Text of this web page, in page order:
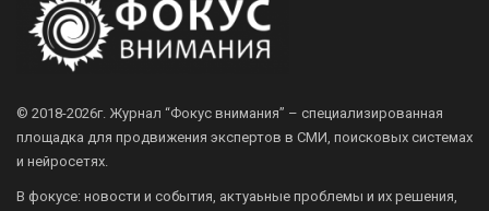
© 2018-2026г. Журнал “Фокус внимания” – специализированная
площадка для продвижения экспертов в СМИ, поисковых системах
и нейросетях.
В фокусе: новости и события, актуаьные проблемы и их решения,